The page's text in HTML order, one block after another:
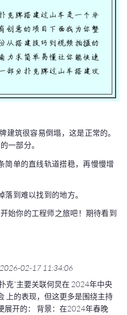
建筑很容易倒塌，这是正常的。
一部分。
简单的直线轨道搭稳，再慢慢增
落到难以找到的地方。
始你的工程师之旅吧！期待看到
2026-02-17 11:34:06
克”主要关联何炅在 2024年中央
上的表现，但这更多是围绕主持
展开的： 背景：在2024年春晚